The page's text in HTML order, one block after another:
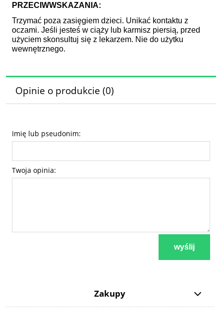
PRZECIWWSKAZANIA:
Trzymać poza zasięgiem dzieci. Unikać kontaktu z
oczami. Jeśli jesteś w ciąży lub karmisz piersią, przed
użyciem skonsultuj się z lekarzem. Nie do użytku
wewnętrznego.
Opinie o produkcie (0)
Imię lub pseudonim:
Twoja opinia:
wyślij
Zakupy